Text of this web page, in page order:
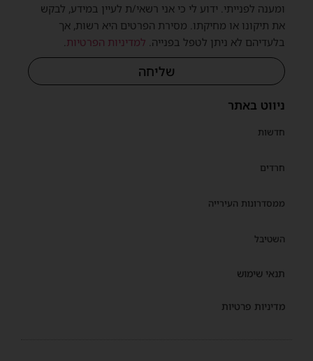
ניווט באתר
חדשות
חרדים
ממסדרונות העירייה
השטיבל
תנאי שימוש
מדיניות פרטיות
ומענה לפנייתי. ידוע לי כי אני רשאי/ת לעיין במידע, לבקש
את תיקונו או מחיקתו. מסירת הפרטים היא רשות, אך
בלעדיהם לא ניתן לטפל בפנייה. למדיניות הפרטיות
שליחה